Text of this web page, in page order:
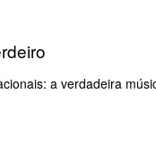
a verdadeira